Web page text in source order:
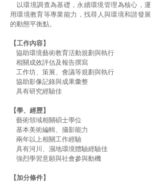
以環境調查為基礎，永續環境管理為核心，運
用環境教育等專業能力，找尋人與環境和諧發展
的動態平衡點。
【工作內容】
協助環境藝術教育活動規劃與執行
相關成效評估及報告撰寫
工作坊、策展、會議等規劃與執行
協助影像記錄與成果彙整
具有研究經驗佳
【學、經歷】
藝術領域相關碩士學位
基本美術編輯、攝影能力
兩年以上相關工作經驗
具有河川、濕地環境體驗經驗佳
強烈學習意願與社會參與動機
【加分條件】